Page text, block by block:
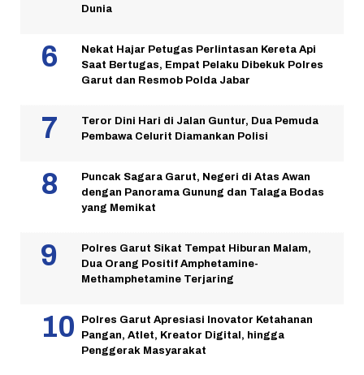
Dunia
Nekat Hajar Petugas Perlintasan Kereta Api
Saat Bertugas, Empat Pelaku Dibekuk Polres
Garut dan Resmob Polda Jabar
Teror Dini Hari di Jalan Guntur, Dua Pemuda
Pembawa Celurit Diamankan Polisi
Puncak Sagara Garut, Negeri di Atas Awan
dengan Panorama Gunung dan Talaga Bodas
yang Memikat
Polres Garut Sikat Tempat Hiburan Malam,
Dua Orang Positif Amphetamine-
Methamphetamine Terjaring
Polres Garut Apresiasi Inovator Ketahanan
Pangan, Atlet, Kreator Digital, hingga
Penggerak Masyarakat